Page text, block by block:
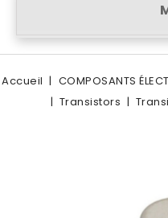
Accueil COMPOSANTS
Transistors